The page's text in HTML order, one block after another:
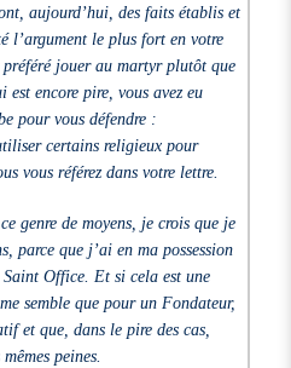
aujourd’hui, des faits établis et
l’argument le plus fort en votre
jouer au martyr plutôt que
est encore pire, vous avez eu
pour vous défendre :
certains religieux pour
vous référez dans votre lettre.
genre de moyens, je crois que je
parce que j’ai en ma possession
Office. Et si cela est une
semble que pour un Fondateur,
et que, dans le pire des cas,
peines.